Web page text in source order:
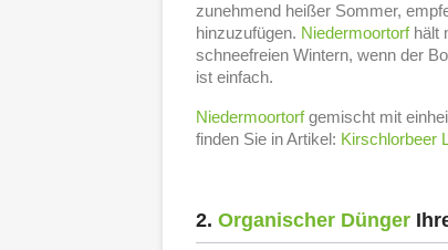
zunehmend heißer Sommer,
hinzuzufügen. Niedermoortorfhält
schneefreien Wintern, wenn der
ist einfach.
Niedermoortorfgemischt mit
finden Sie in Artikel: Kirschlorbeer
2. Organischer Dünger